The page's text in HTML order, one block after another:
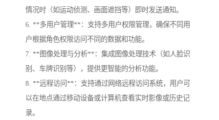
情况时（如运动侦测、画面遮挡等）即时发送通知。
6. **多用户管理**：支持多用户权限管理，确保不同用
户根据角色权限访问不同的数据和功能。
7. **图像处理与分析**：集成图像处理技术（如人脸识
别、车牌识别等），提供更智能的分析功能。
8. **远程访问**：支持通过网络远程访问系统，用户可
以在地点通过移动设备或计算机查看实时影像或历史记
录。